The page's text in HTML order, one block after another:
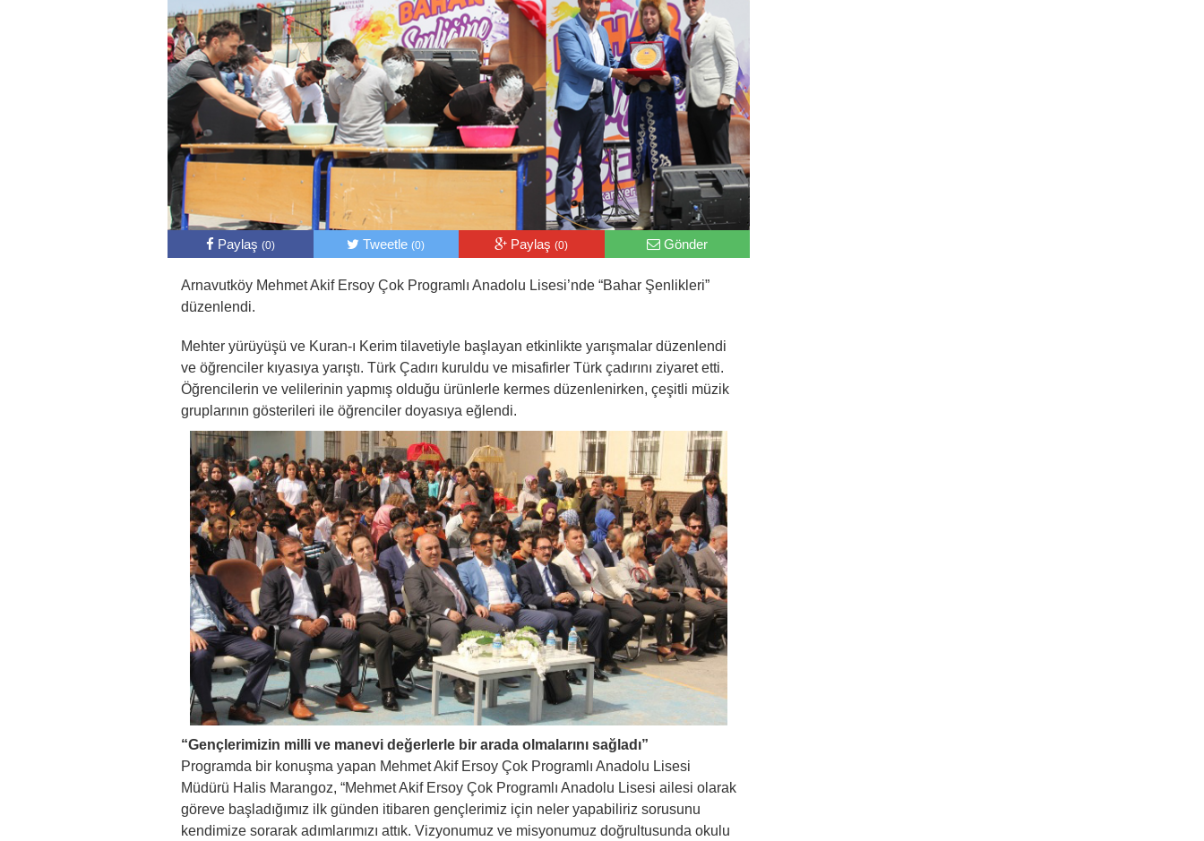
Paylaş (0) Tweetle(0) Paylaş(0) Gönder
Arnavutköy Mehmet Akif Ersoy Çok Programlı Anadolu Lisesi’nde “Bahar Şenlikleri”
düzenlendi.
Mehter yürüyüşü ve Kuran-ı Kerim tilavetiyle başlayan etkinlikte yarışmalar düzenlendi
ve öğrenciler kıyasıya yarıştı. Türk Çadırı kuruldu ve misafirler Türk çadırını ziyaret etti.
Öğrencilerin ve velilerinin yapmış olduğu ürünlerle kermes düzenlenirken, çeşitli müzik
gruplarının gösterileri ile öğrenciler doyasıya eğlendi.
“Gençlerimizin milli ve manevi değerlerle bir arada olmalarını sağladı”
Programda bir konuşma yapan Mehmet Akif Ersoy Çok Programlı Anadolu Lisesi
Müdürü Halis Marangoz, “Mehmet Akif Ersoy Çok Programlı Anadolu Lisesi ailesi olarak
göreve başladığımız ilk günden itibaren gençlerimiz için neler yapabiliriz sorusunu
kendimize sorarak adımlarımızı attık. Vizyonumuz ve misyonumuz doğrultusunda okulu